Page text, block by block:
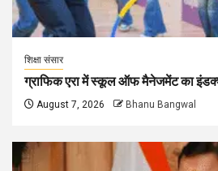
शिक्षा संसार
ग्राफिक एरा में स्कूल ऑफ मैनेजमेंट का
August 7, 2026 Bhanu Bangwal